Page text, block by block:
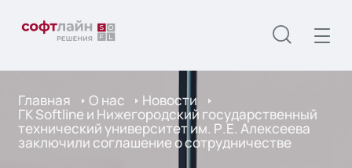
Главная О нас Новости
ГК Softline и Нижегородский государственный
технический университет им. Р.Е. Алексеева
заключили соглашение о сотрудничестве